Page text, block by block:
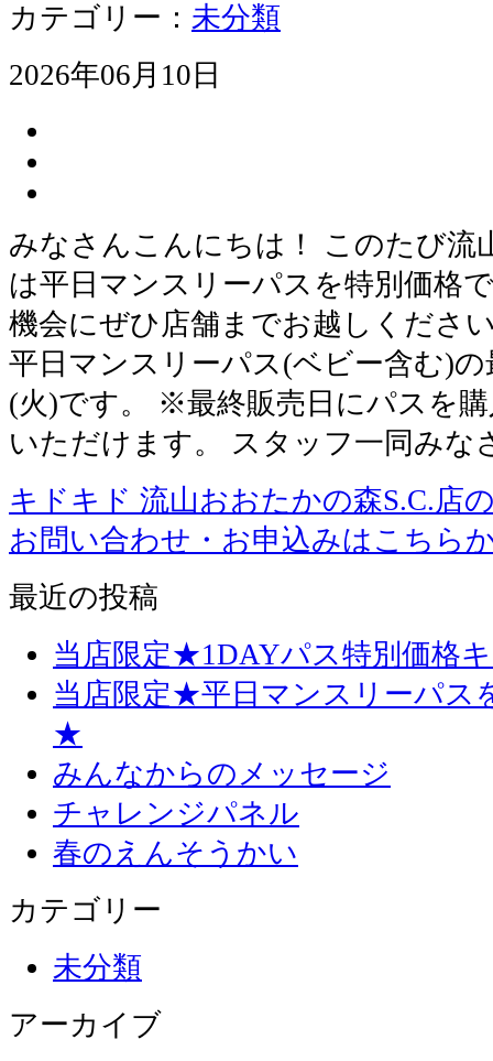
カテゴリー： 未分類
2026年06月10日
みなさんこんにちは！ このたび流
は平日マンスリーパスを特別価格
機会にぜひ店舗までお越しくださ
平日マンスリーパス(ベビー含む)の
(火)です。 ※最終販売日にパスを
いただけます。 スタッフ一同み
キドキド 流山おおたかの森S.C.店
お問い合わせ・お申込みはこちら
最近の投稿
当店限定★1DAYパス特別価格
当店限定★平日マンスリーパス
★
みんなからのメッセージ
チャレンジパネル
春のえんそうかい
カテゴリー
未分類
アーカイブ